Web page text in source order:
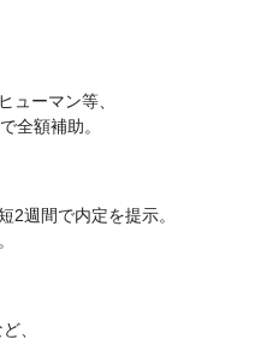
ューマン等、
全額補助。
2週間で内定を提示。
、